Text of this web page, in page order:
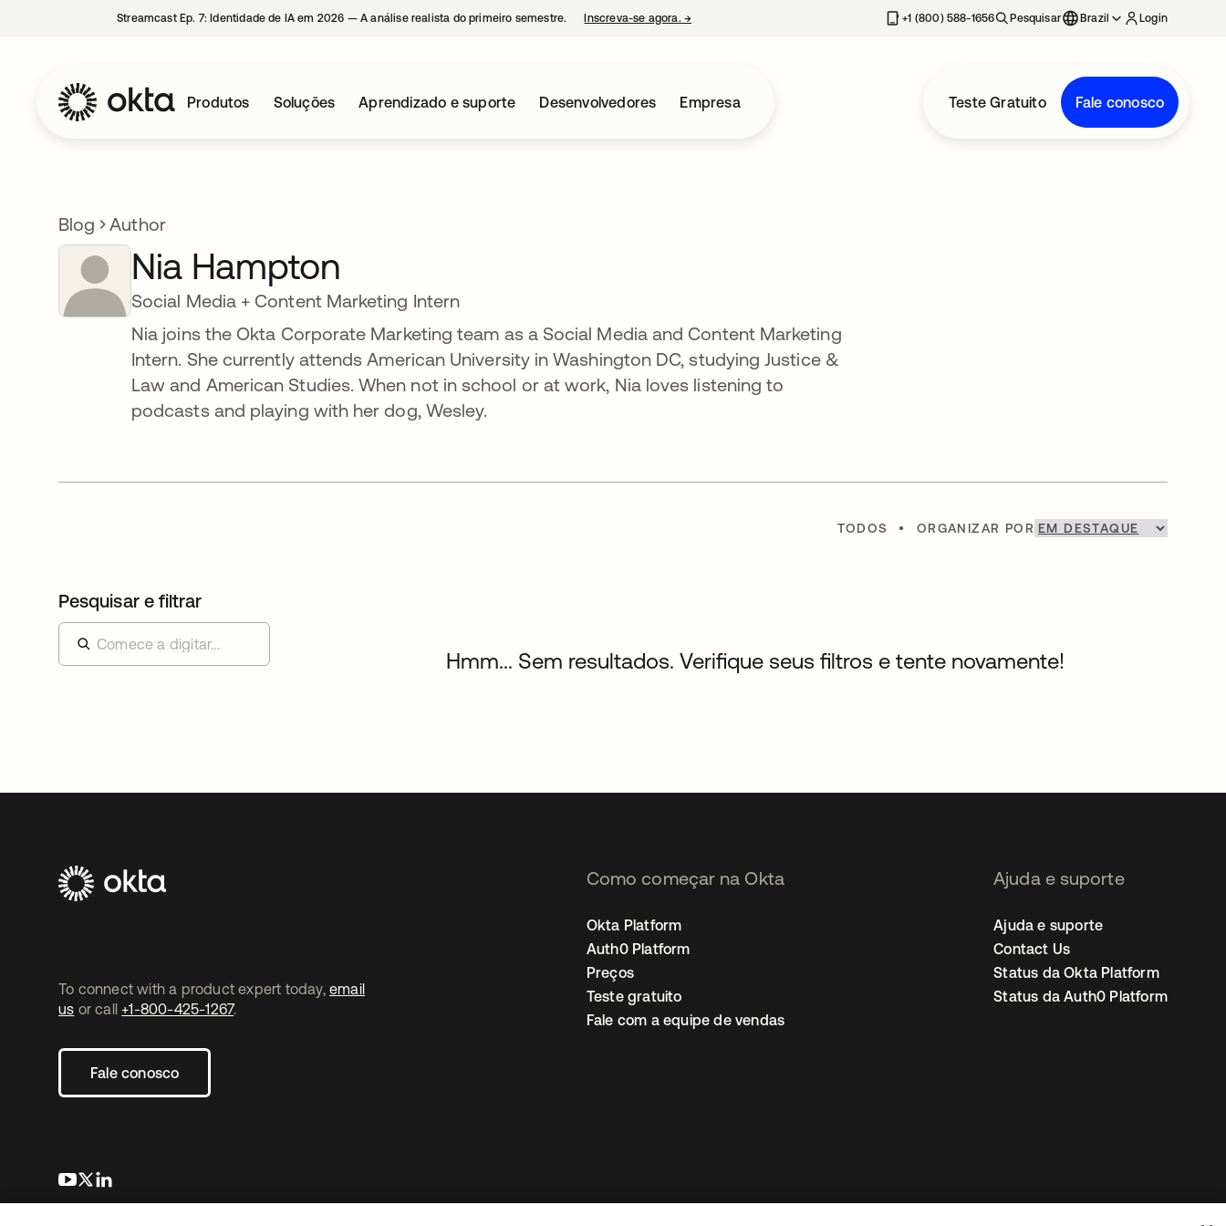
Streamcast Ep. 7: Identidade de IA em 2026 — A análise realista do primeiro semestre. Inscreva-se agora. → +1 (800) 588-1656 Pesquisar Brazil Login
Produtos Soluções Aprendizado e suporte Desenvolvedores Empresa Teste Gratuito Fale conosco
Blog Author
Nia Hampton
Social Media + Content Marketing Intern
Nia joins the Okta Corporate Marketing team as a Social Media and Content Marketing
Intern. She currently attends American University in Washington DC, studying Justice &
Law and American Studies. When not in school or at work, Nia loves listening to
podcasts and playing with her dog, Wesley.
TODOS • ORGANIZAR POR
Pesquisar e filtrar
Hmm... Sem resultados. Verifique seus filtros e tente novamente!
To connect with a product expert today, email
us or call +1-800-425-1267.
Fale conosco
abre em uma nova guia
abre em uma nova guia
Como começar na Okta
Okta Platform
Auth0 Platform
Preços
Teste gratuito
Fale com a equipe de vendas
Ajuda e suporte
Ajuda e suporte
Contact Us
Status da Okta Platform
Status da Auth0 Platform